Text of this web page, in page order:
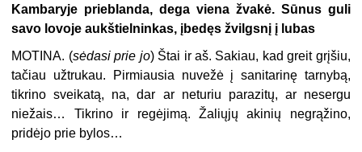
Kambaryje prieblanda, dega viena žvakė. Sūnus guli
savo lovoje aukštielninkas, įbedęs žvilgsnį į lubas
MOTINA. (sėdasi prie jo) Štai ir aš. Sakiau, kad greit grįšiu,
tačiau užtrukau. Pirmiausia nuvežė į sanitarinę tarnybą,
tikrino sveikatą, na, dar ar neturiu parazitų, ar nesergu
niežais… Tikrino ir regėjimą. Žaliųjų akinių negrąžino,
pridėjo prie bylos…